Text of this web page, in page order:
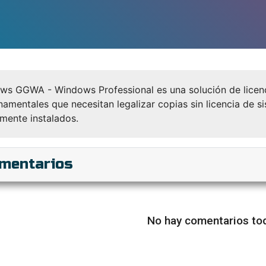
GGWA - Windows Professional es una solución de
que necesitan legalizar copias sin licencia de
instalados.
No hay comentarios